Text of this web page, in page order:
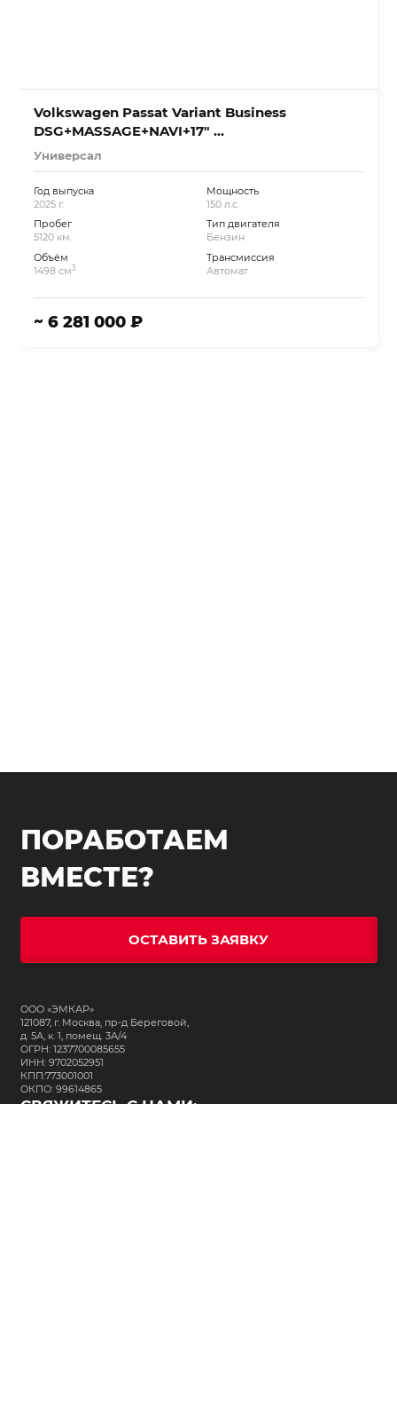
Volkswagen Passat Variant Business
DSG+MASSAGE+NAVI+17″ …
Универсал
Год выпуска
2025 г.
Пробег
5120 км.
Объём
1498 см3
Мощность
150 л.с.
Тип двигателя
Бензин
Трансмиссия
Автомат
~ 6 281 000 ₽
ПОРАБОТАЕМ
ВМЕСТЕ?
ОСТАВИТЬ ЗАЯВКУ
ООО «ЭМКАР»
121087, г. Москва, пр-д Береговой,
д. 5А, к. 1, помещ. 3А/4
ОГРН: 1237700085655
ИНН: 9702052951
КПП:773001001
ОКПО: 99614865
СВЯЖИТЕСЬ С НАМИ: